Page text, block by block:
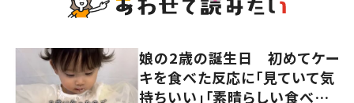
娘の2歳の誕生日 初めてケー
キを食べた反応に「見ていて気
持ちいい」「素晴らしい食べっ